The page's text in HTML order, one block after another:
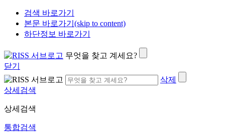
검색 바로가기
본문 바로가기(skip to content)
하단정보 바로가기
무엇을 찾고 계세요?
닫기
삭제
상세검색
상세검색
통합검색